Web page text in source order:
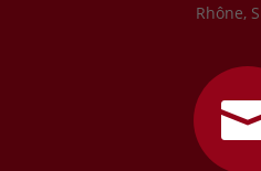
Rhône,